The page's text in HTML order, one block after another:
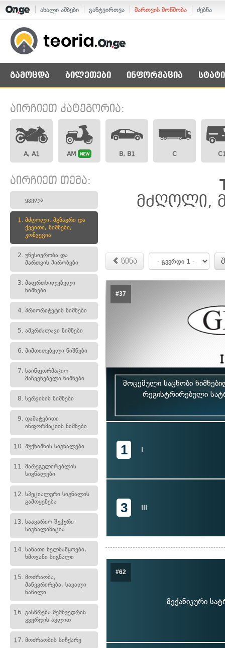
ახალი ამბები განტვირთვა მართვის მოწმობა ძებნა
გამოცდა ბილეთები ინფორმაცია
აირჩიეთ კატეგორია:
A, A1 AM NEW B, B1 C
აირჩიეთ თემა:
ყველა
1. მძღოლი, მგზავრი და
ქვეითი, ნიშნები,
კონვეცია
2. უწესივრობა და
მართვის პირობები
3. მაფრთხილებელი
ნიშნები
4. პრიორიტეტის ნიშნები
5. ამკრძალავი ნიშნები
6. მიმთითებელი ნიშნები
7. საინფორმაციო-
მაჩვენებელი ნიშნები
8. სერვისის ნიშნები
9. დამატებითი
ინფორმაციის ნიშნები
10. შუქნიშნის სიგნალები
11. მარეგულირებლის
სიგნალები
12. სპეციალური სიგნალის
გამოყენება
13. საავარიო შუქური
სიგნალიზაცია
14. სანათი ხელსაწყოები,
ხმოვანი სიგნალი
15. მოძრაობა,
მანევრირება, სავალი
ნაწილი
16. გასწრება შემხვედრის
გვერდის ავლით
17. მოძრაობის სიჩქარე
მძღოლი,
წინა
#37
მოცემული საცნობი
რეგისტრირებული
1 I
3 III
#62
მექანიკური